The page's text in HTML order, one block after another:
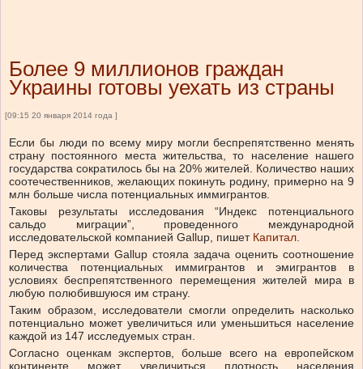
Более 9 миллионов граждан
Украины готовы уехать из страны
[09:15 20 января 2014 года ]
Если бы люди по всему миру могли беспрепятственно менять
страну постоянного места жительства, то население нашего
государства сократилось бы на 20% жителей. Количество наших
соотечественников, желающих покинуть родину, примерно на 9
млн больше числа потенциальных иммигрантов.
Таковы результаты исследования “Индекс потенциального
сальдо миграции”, проведенного международной
исследовательской компанией Gallup, пишет Капитал.
Перед экспертами Gallup стояла задача оценить соотношение
количества потенциальных иммигрантов и эмигрантов в
условиях беспрепятственного перемещения жителей мира в
любую полюбившуюся им страну.
Таким образом, исследователи смогли определить насколько
потенциально может увеличиться или уменьшиться население
каждой из 147 исследуемых стран.
Согласно оценкам экспертов, больше всего на европейском
континенте может увеличиться плотность населения